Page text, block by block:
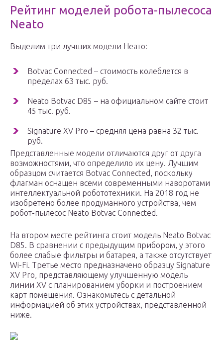
Рейтинг моделей робота-пылесоса
Neato
Выделим три лучших модели Неато:
Botvac Connected – стоимость колеблется в
пределах 63 тыс. руб.
Neato Botvac D85 – на официальном сайте стоит
45 тыс. руб.
Signature XV Pro – средняя цена равна 32 тыс.
руб.
Представленные модели отличаются друг от друга
возможностями, что определило их цену. Лучшим
образцом считается Botvac Connected, поскольку
флагман оснащен всеми современными наворотами
интеллектуальной робототехники. На 2018 год не
изобретено более продуманного устройства, чем
робот-пылесос Neato Botvac Connected.
На втором месте рейтинга стоит модель Neato Botvac
D85. В сравнении с предыдущим прибором, у этого
более слабые фильтры и батарея, а также отсутствует
Wi-Fi. Третье место предназначено образцу Signature
XV Pro, представляющему улучшенную модель
линии XV с планированием уборки и построением
карт помещения. Ознакомьтесь с детальной
информацией об этих устройствах, представленной
ниже.